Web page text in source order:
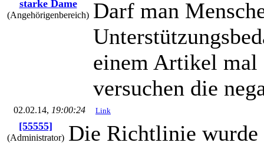
starke Dame
(Angehörigenbereich) Darf man
einem Artikel mal
versuchen die
02.02.14, 19:00:24 Link
[55555]
(Administrator) Die Richtlinie wurde